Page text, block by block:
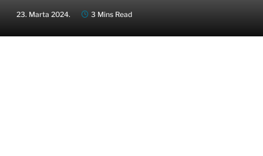
23. Marta 2024. 3 Mins Read